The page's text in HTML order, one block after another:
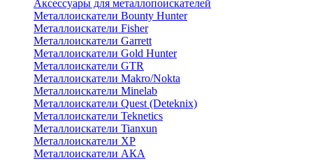
Аксессуары для металлопоискателей
Металлоискатели Bounty Hunter
Металлоискатели Fisher
Металлоискатели Garrett
Металлоискатели Gold Hunter
Металлоискатели GTR
Металлоискатели Makro/Nokta
Металлоискатели Minelab
Металлоискатели Quest (Deteknix)
Металлоискатели Teknetics
Металлоискатели Tianxun
Металлоискатели XP
Металлоискатели АКА